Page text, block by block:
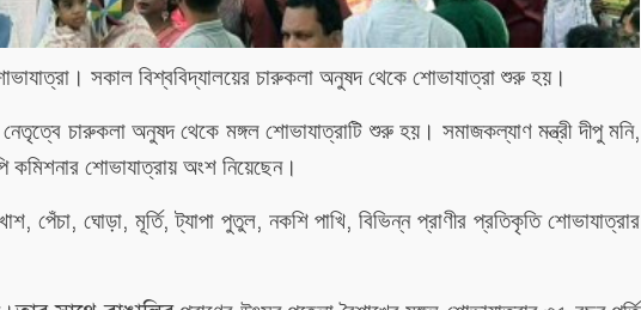
সকাল বিশ্ববিদ্যালয়ের চারুকলা অনুষদ থেকে শোভাযাত্রা শুরু হয়।
নেতৃত্বে চারুকলা অনুষদ থেকে মঙ্গল শোভাযাত্রাটি শুরু হয়। সমাজকল্যাণ মন্ত্রী দীপু মনি,
কমিশনার শোভাযাত্রায় অংশ নিয়েছেন।
,পেঁচা, ঘোড়া, মূর্তি,ট্যাপা পুতুল, নকশি পাখি,বিভিন্ন প্রাণীর প্রতিকৃতি শোভাযাত্রার